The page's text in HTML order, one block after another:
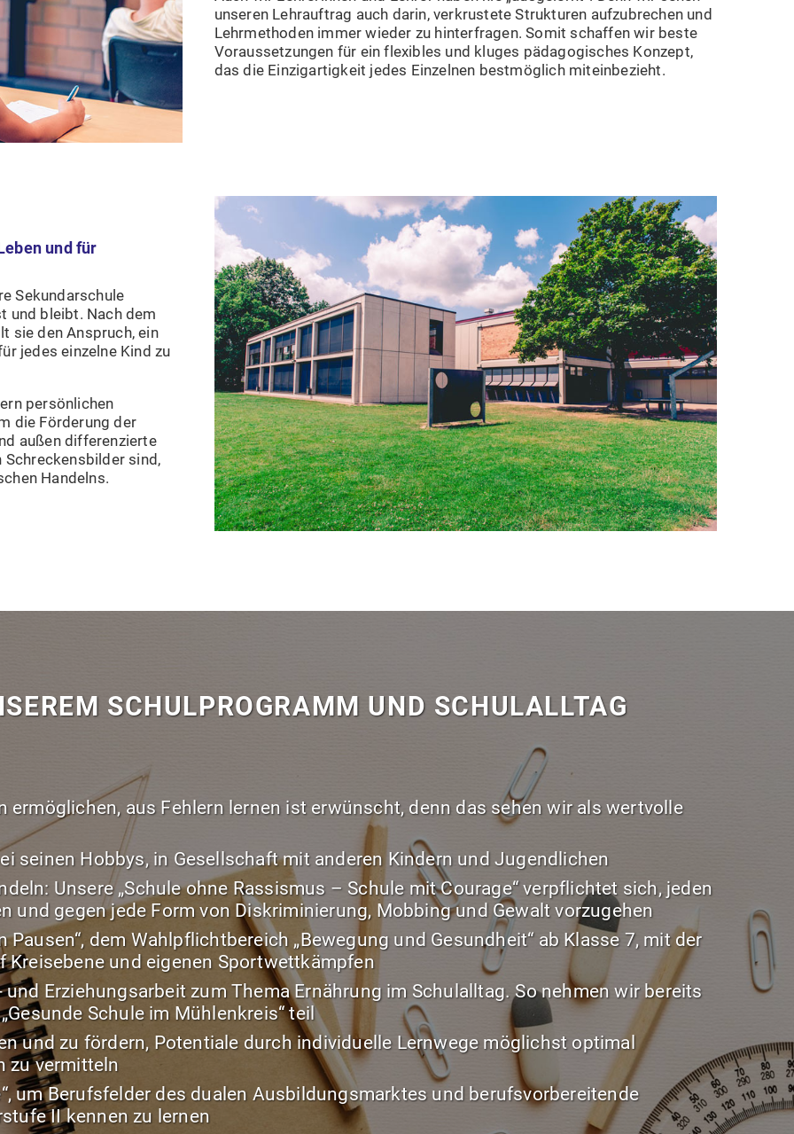
unseren Lehrauftrag auch darin, verkrustete Strukturen aufzubrechen und
Lehrmethoden immer wieder zu hinterfragen. Somit schaffen wir beste
Voraussetzungen für ein flexibles und kluges pädagogisches Konzept,
das die Einzigartigkeit jedes Einzelnen bestmöglich miteinbezieht.
und für
Sekundarschule
und bleibt. Nach dem
sie den Anspruch, ein
jedes einzelne Kind zu
persönlichen
die Förderung der
außen differenzierte
sind,
Handelns.
SCHULPROGRAMM UND SCHULALLTAG G
ermöglichen, aus Fehlern lernen ist erwünscht, denn das sehen wir als wertvolle
seinen Hobbys, in Gesellschaft mit anderen Kindern und Jugendlichen
Unsere „Schule ohne Rassismus – Schule mit Courage“ verpflichtet sich, jeden
und gegen jede Form von Diskriminierung, Mobbing und Gewalt vorzugehen
Pausen“, dem Wahlpflichtbereich „Bewegung und Gesundheit“ ab Klasse 7, mit der
und eigenen Sportwettkämpfen
Erziehungsarbeit zum Thema Ernährung im Schulalltag. So nehmen wir bereits
Schule im Mühlenkreis“ teil
und zu fördern, Potentiale durch individuelle Lernwege möglichst optimal
zu vermitteln
um Berufsfelder des dualen Ausbildungsmarktes und berufsvorbereitende
II kennen zu lernen